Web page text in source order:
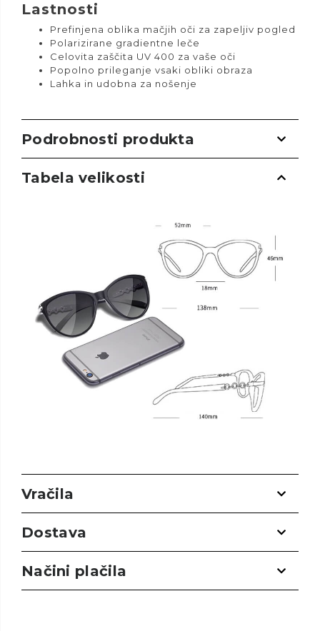
Lastnosti
Prefinjena oblika mačjih oči za zapeljiv pogled
Polarizirane gradientne leče
Celovita zaščita UV 400 za vaše oči
Popolno prileganje vsaki obliki obraza
Lahka in udobna za nošenje
Podrobnosti produkta
Tabela velikosti
Vračila
Dostava
Načini plačila